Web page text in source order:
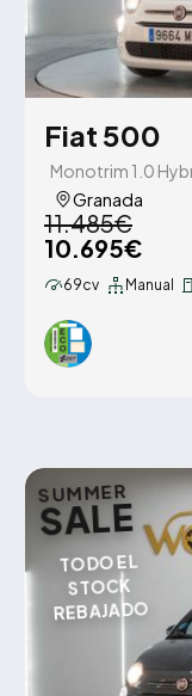
Fiat 500
Monotrim 1.0
Granada
11.485€
10.695€
69cv Manual
SUMMER
SALE
TODO EL
STOCK
REBAJADO